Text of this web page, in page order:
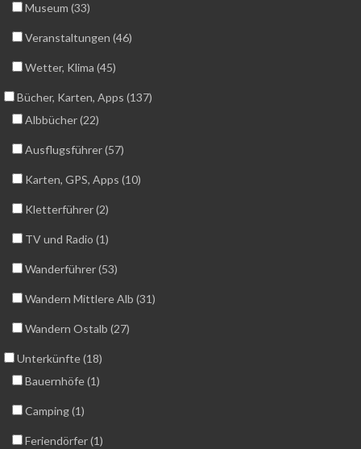
Museum (33)
Veranstaltungen (46)
Wetter, Klima (45)
Bücher, Karten, Apps (137)
Albbücher (22)
Ausflugsführer (57)
Karten, GPS, Apps (10)
Kletterführer (2)
TV und Radio (1)
Wanderführer (53)
Wandern Mittlere Alb (31)
Wandern Ostalb (27)
Unterkünfte (18)
Bauernhöfe (1)
Camping (1)
Feriendörfer (1)